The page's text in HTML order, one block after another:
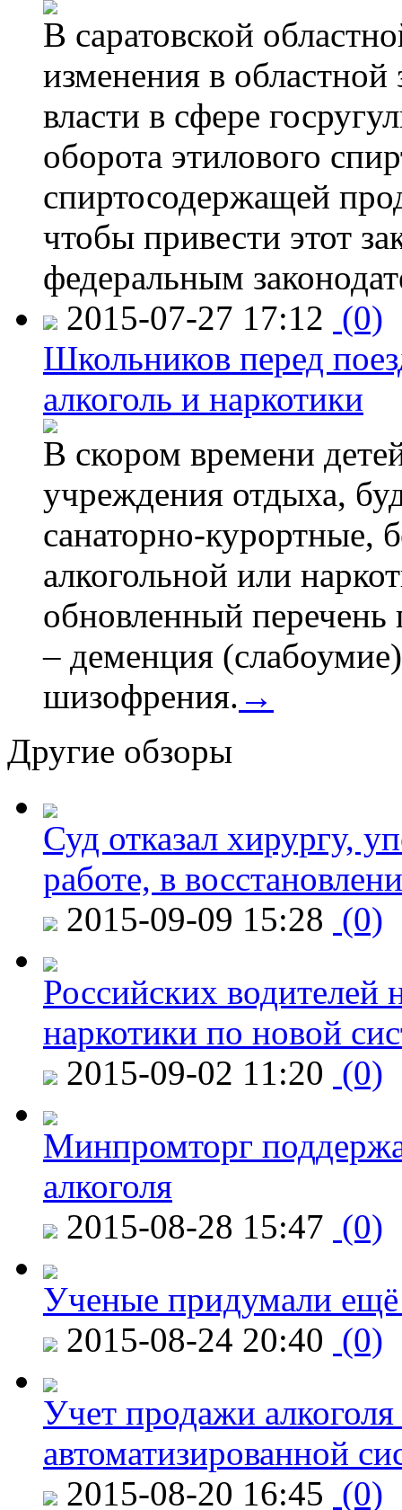
В саратовской
изменения в
власти в сфере
оборота этилового
спиртосодержащей
чтобы привести этот
федеральным
2015-07-27 17:12 (0)
Школьников перед
алкоголь и наркотики
В скором времени
учреждения отдыха,
санаторно-курортные,
алкогольной или
обновленный
– деменция
шизофрения. →
Другие обзоры
Суд отказал хирургу,
работе, в
2015-09-09 15:28 (0)
Российских водителей
наркотики по новой
2015-09-02 11:20 (0)
Минпромторг
алкоголя
2015-08-28 15:47 (0)
Ученые придумали ещё
2015-08-24 20:40 (0)
Учет продажи
автоматизированной
2015-08-20 16:45 (0)